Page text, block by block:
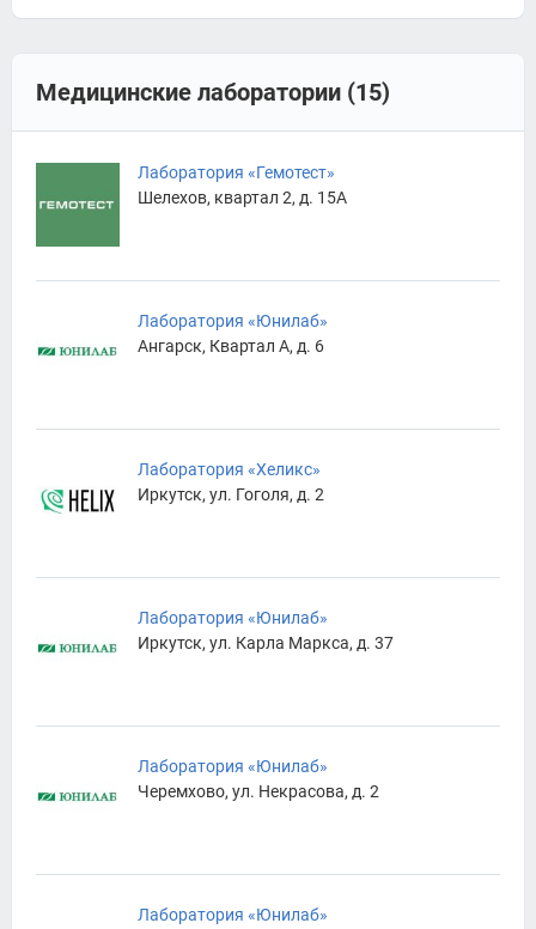
Медицинские лаборатории (15)
Лаборатория «Гемотест»
Шелехов, квартал 2, д. 15А
Лаборатория «Юнилаб»
Ангарск, Квартал А, д. 6
Лаборатория «Хеликс»
Иркутск, ул. Гоголя, д. 2
Лаборатория «Юнилаб»
Иркутск, ул. Карла Маркса, д. 37
Лаборатория «Юнилаб»
Черемхово, ул. Некрасова, д. 2
Лаборатория «Юнилаб»